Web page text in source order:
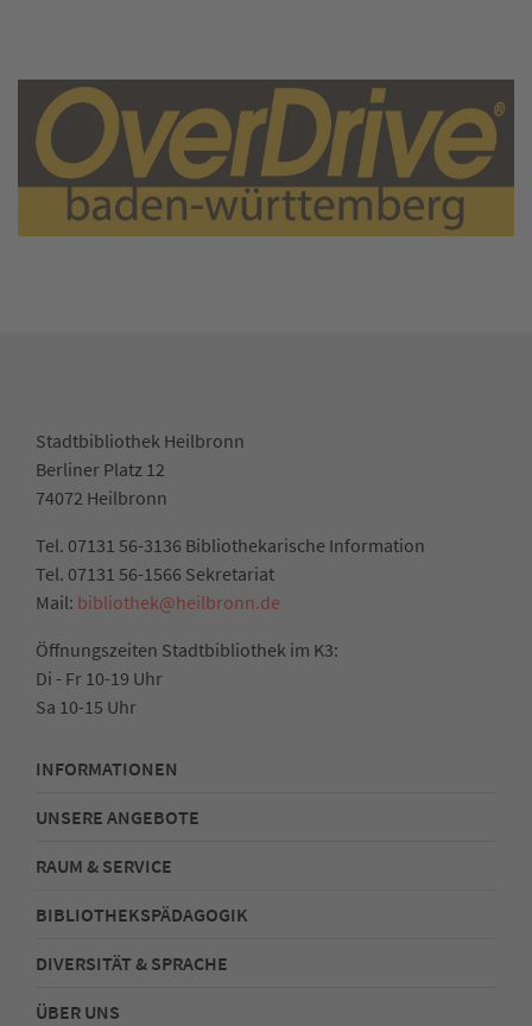
Stadtbibliothek Heilbronn
Berliner Platz 12
74072 Heilbronn
Tel. 07131 56-3136 Bibliothekarische Information
Tel. 07131 56-1566 Sekretariat
Mail: bibliothek@heilbronn.de
Öffnungszeiten Stadtbibliothek im K3:
Di - Fr 10-19 Uhr
Sa 10-15 Uhr
INFORMATIONEN
UNSERE ANGEBOTE
RAUM & SERVICE
BIBLIOTHEKSPÄDAGOGIK
DIVERSITÄT & SPRACHE
ÜBER UNS